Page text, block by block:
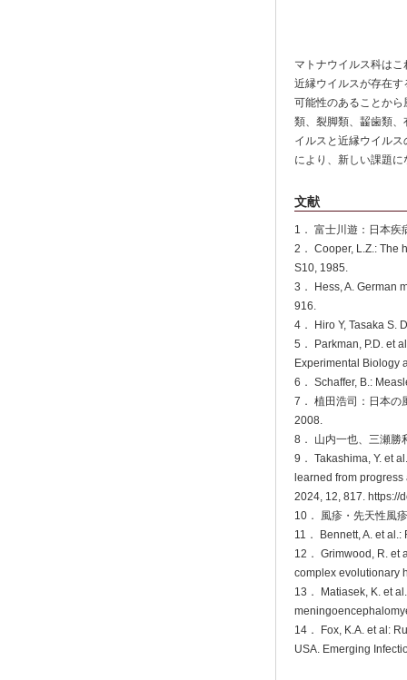
マトナウイルス科は
近縁ウイルスが存在
可能性のあることか
類、裂脚類、齧歯類
イルスと近縁ウイル
により、新しい課題
文献
1． 富士川遊：日本疾
2． Cooper, L.Z.: The
S10, 1985.
3． Hess, A. German
916.
4． Hiro Y, Tasaka S.
5． Parkman, P.D. et
Experimental Biology
6． Schaffer, B.:
7． 植田浩司：日本
2008.
8． 山内一也、三瀬勝
9． Takashima, Y. et
learned from
2024, 12, 817. https://
10． 風疹・先天性風
11． Bennett, A. et
12． Grimwood, R. et
complex evolutionary
13． Matiasek, K. et
14． Fox, K.A. et al:
USA. Emerging